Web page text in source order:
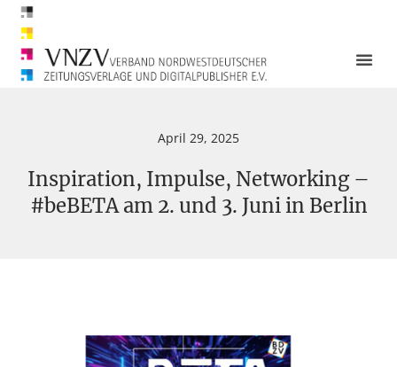
April 29, 2025
Inspiration, Impulse, Networking –
#beBETA am 2. und 3. Juni in Berlin